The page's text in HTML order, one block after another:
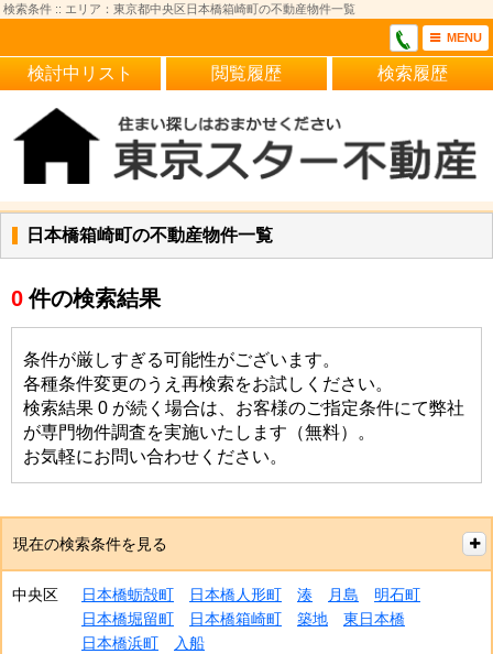
検索条件 :: エリア：東京都中央区日本橋箱崎町の不動産物件一覧
MENU
検討中リスト 閲覧履歴 検索履歴
日本橋箱崎町の不動産物件一覧
0 件の検索結果
条件が厳しすぎる可能性がございます。
各種条件変更のうえ再検索をお試しください。
検索結果 0 が続く場合は、お客様のご指定条件にて弊社
が専門物件調査を実施いたします（無料）。
お気軽にお問い合わせください。
現在の検索条件を見る
中央区 日本橋蛎殻町 日本橋人形町 湊 月島
明石町
日本橋堀留町
日本橋箱崎町 築地
東日本橋
日本橋浜町
入船